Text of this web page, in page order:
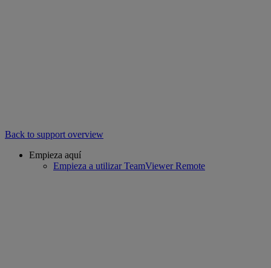
Back to support overview
Empieza aquí
Empieza a utilizar TeamViewer Remote